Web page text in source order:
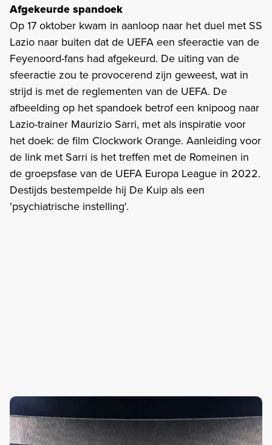
Afgekeurde spandoek
Op 17 oktober kwam in aanloop naar het duel met SS
Lazio naar buiten dat de UEFA een sfeeractie van de
Feyenoord-fans had afgekeurd. De uiting van de
sfeeractie zou te provocerend zijn geweest, wat in
strijd is met de reglementen van de UEFA. De
afbeelding op het spandoek betrof een knipoog naar
Lazio-trainer Maurizio Sarri, met als inspiratie voor
het doek: de film Clockwork Orange. Aanleiding voor
de link met Sarri is het treffen met de Romeinen in
de groepsfase van de UEFA Europa League in 2022.
Destijds bestempelde hij De Kuip als een
'psychiatrische instelling'.